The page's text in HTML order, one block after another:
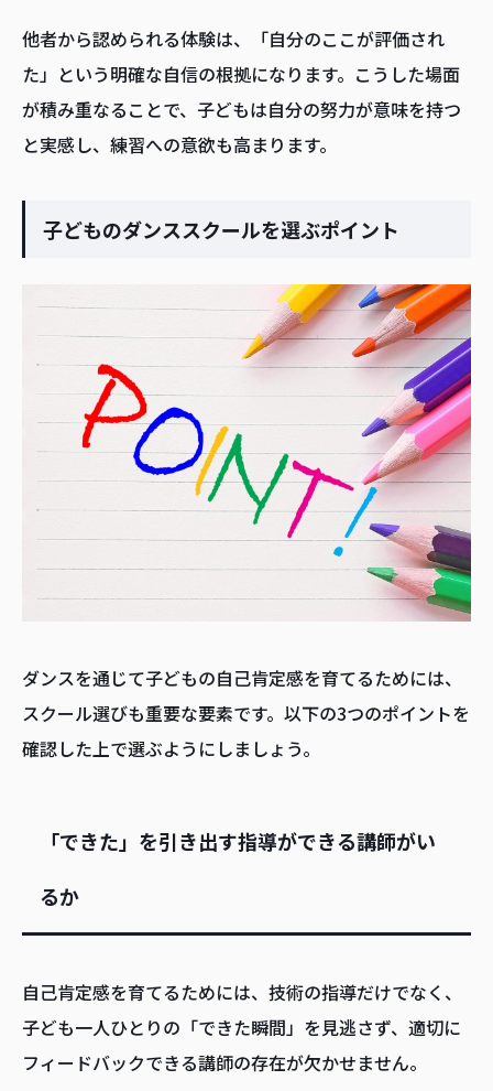
他者から認められる体験は、「自分のここが評価され
た」という明確な自信の根拠になります。こうした場面
が積み重なることで、子どもは自分の努力が意味を持つ
と実感し、練習への意欲も高まります。
子どものダンススクールを選ぶポイント
ダンスを通じて子どもの自己肯定感を育てるためには、
スクール選びも重要な要素です。以下の3つのポイントを
確認した上で選ぶようにしましょう。
「できた」を引き出す指導ができる講師がい
るか
自己肯定感を育てるためには、技術の指導だけでなく、
子ども一人ひとりの「できた瞬間」を見逃さず、適切に
フィードバックできる講師の存在が欠かせません。